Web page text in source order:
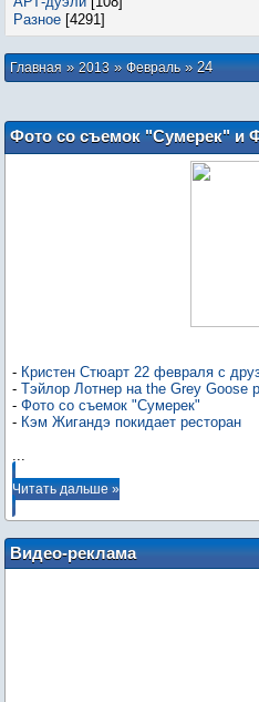
Разное [4291]
Главная»2013 » Февраль » 24
Фото со съемок "Сумерек" и
Кристен Стюарт, Тэйлора
Жигандэ, Джодель Ферланд
- Кристен Стюарт 22 февраля с
- Тэйлор Лотнер на the Grey Goose
- Фото со съемок "Сумерек"
- Кэм Жигандэ покидает ресторан
...
Читать дальше »
Видео-реклама